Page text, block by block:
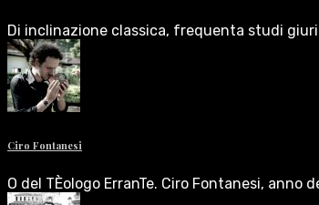
Di inclinazione classica, frequenta studi
Ciro Fontanesi
O del TÈologo ErranTe. Ciro Fontanesi, anno